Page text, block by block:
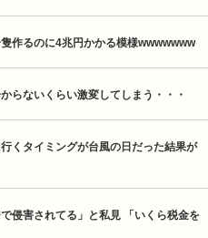
作るのに4兆円かかる模様wwwwwww
らないくらい激変してしまう・・・
くタイミングが台風の日だった結果が
侵害されてる」と私見 「いくら税金を